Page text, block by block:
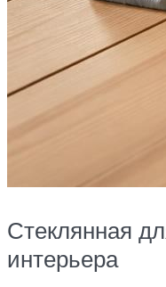
Стеклянная
интерьера